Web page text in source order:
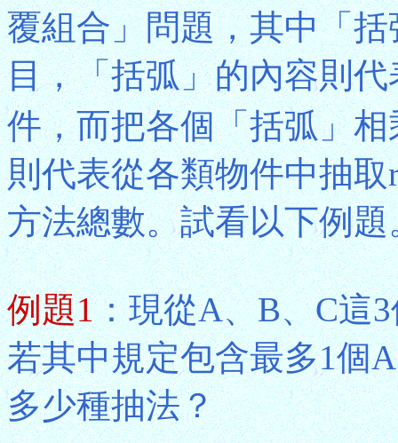
覆組合」問題，其中「
目，「括弧」的內容則
件，而把各個「括弧」
則代表從各類物件中抽
方法總數。試看以下例題
例題1：現從A、B、C這
若其中規定包含最多1個
多少種抽法？